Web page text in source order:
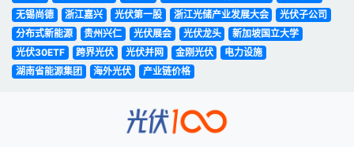
无锡尚德
浙江嘉兴 光伏第一股 浙江光储产业发展大会
光伏子公司
分布式新能源
贵州兴仁 光伏展会 光伏龙头
新加坡国立大学
光伏30ETF
跨界光伏 光伏并网 金刚光伏
电力设施
湖南省能源集团
海外光伏 产业链价格